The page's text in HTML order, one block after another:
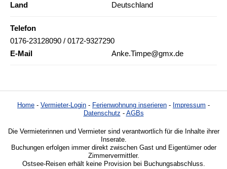
Land
Deutschland
Telefon
0176-23128090 / 0172-9327290
E-Mail
Anke.Timpe@gmx.de
Home - Vermieter-Login - Ferienwohnung inserieren - Impressum -
Datenschutz - AGBs
Die Vermieterinnen und Vermieter sind verantwortlich für die Inhalte ihrer
Inserate.
Buchungen erfolgen immer direkt zwischen Gast und Eigentümer oder
Zimmervermittler.
Ostsee-Reisen erhält keine Provision bei Buchungsabschluss.